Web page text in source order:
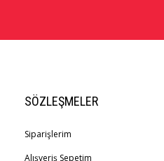
SÖZLEŞMELER
Siparişlerim
Alışveriş Sepetim